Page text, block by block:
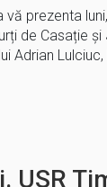
vă prezenta
de Casație
Adrian
USR